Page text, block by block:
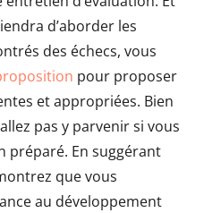
d’aborder les
des échecs, vous
pour proposer
et appropriées. Bien
pas y parvenir si vous
préparé. En suggérant
que vous
au développement